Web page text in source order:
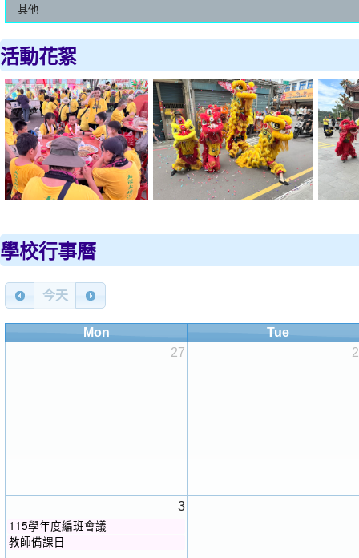
其他
活動花絮
115.07.24同義百年慶繞境
學校行事曆
今天
Mon
Tue
27
3
115學年度編班會議
教師備課日